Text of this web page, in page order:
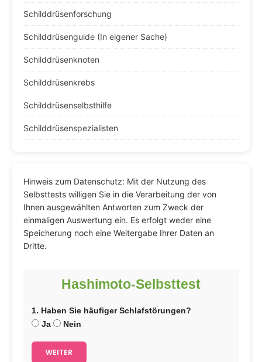
Schilddrüsenforschung
Schilddrüsenguide (In eigener Sache)
Schilddrüsenknoten
Schilddrüsenkrebs
Schilddrüsenselbsthilfe
Schilddrüsenspezialisten
Hinweis zum Datenschutz: Mit der Nutzung des
Selbsttests willigen Sie in die Verarbeitung der von
Ihnen ausgewählten Antworten zum Zweck der
einmaligen Auswertung ein. Es erfolgt weder eine
Speicherung noch eine Weitergabe Ihrer Daten an
Dritte.
Hashimoto-Selbsttest
1. Haben Sie häufiger Schlafstörungen?
Ja
Nein
WEITER